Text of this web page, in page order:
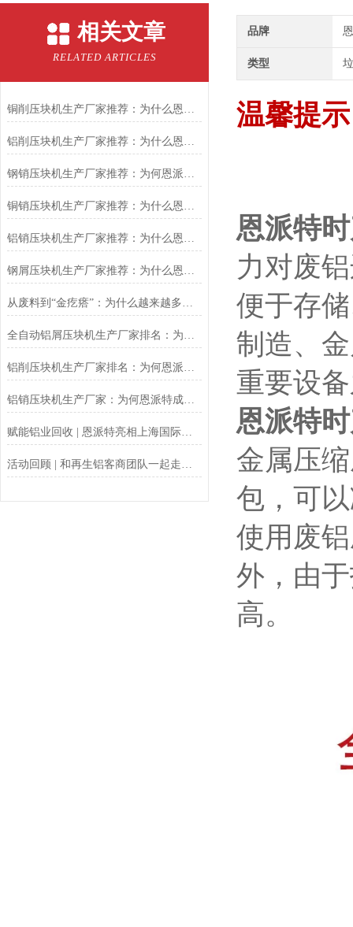
相关文章
RELATED ARTICLES
铜削压块机生产厂家推荐：为什么恩派特是您值得信赖的选择
铝削压块机生产厂家推荐：为什么恩派特是值得信赖的选择？
钢销压块机生产厂家推荐：为何恩派特成为金属回收行业的优选品牌？
铜销压块机生产厂家推荐：为什么恩派特是您的理想之选？
铝销压块机生产厂家推荐：为什么恩派特成为市场的信赖之选？
钢屑压块机生产厂家推荐：为什么恩派特是值得关注的品牌？
从废料到“金疙瘩”：为什么越来越多工厂选择恩派特铜屑压块机？
全自动铝屑压块机生产厂家排名：为什么恩派特是您的优选？
铝削压块机生产厂家排名：为何恩派特成为行业优选？
铝销压块机生产厂家：为何恩派特成为行业优选？
赋能铝业回收 | 恩派特亮相上海国际铝工业展
活动回顾 | 和再生铝客商团队一起走进恩派特现代化生产基地！
品牌
类型
温馨提
恩派特
力对废
便于存
制造、
重要设
恩派特
金属压
包，可
使用废
外，由
高。